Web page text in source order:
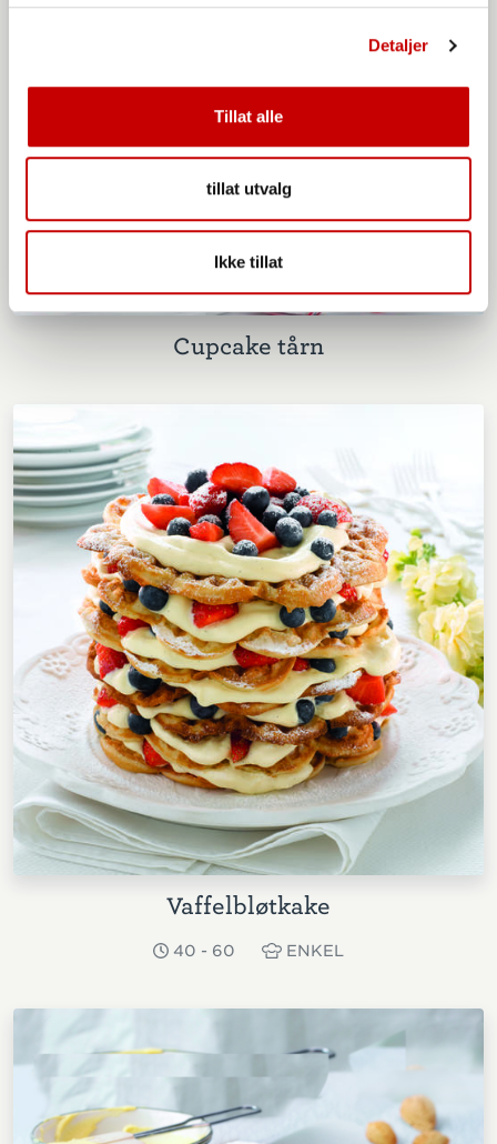
Detaljer
Tillat alle
tillat utvalg
Ikke tillat
Cupcake tårn
Vaffelbløtkake
40 - 60 ENKEL